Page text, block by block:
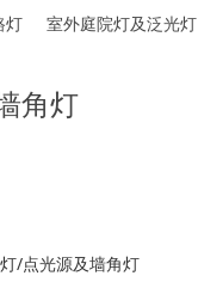
灯 室外庭院灯及泛光灯
角灯